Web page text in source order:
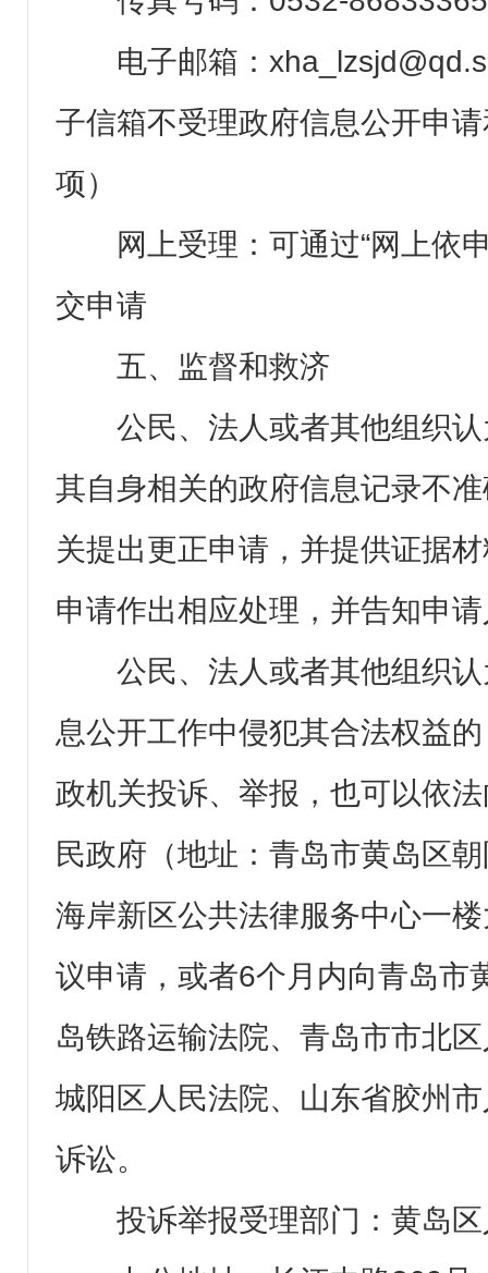
电子邮箱：
子信箱不受理政府信息公开申
项）
网上受理：可通过“网上依
交申请
五、监督和救济
公民、法人或者其他组织认
其自身相关的政府信息记录不
关提出更正申请，并提供证据
申请作出相应处理，并告知申
公民、法人或者其他组织认
息公开工作中侵犯其合法权益
政机关投诉、举报，也可以依
民政府（地址：青岛市黄岛区
海岸新区公共法律服务中心一
议申请，或者6个月内向青岛市
岛铁路运输法院、青岛市市北
城阳区人民法院、山东省胶州
诉讼。
投诉举报受理部门：黄岛